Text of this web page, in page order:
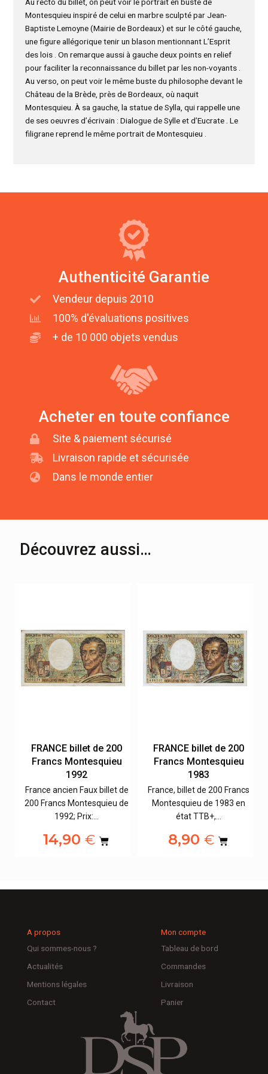
Montesquieu inspiré de celui en marbre sculpté par Jean-
Baptiste Lemoyne (Mairie de Bordeaux) et sur le côté gauche,
une figure allégorique tenir un blason mentionnant L’Esprit
des lois . On remarque aussi à gauche deux points en relief
pour faciliter la reconnaissance du billet par les non-voyants .
Au verso, on peut voir le même buste du philosophe devant le
Château de la Brède, près de Bordeaux, où naquit
Montesquieu. À sa gauche, la statue de Sylla, qui rappelle une
de ses oeuvres d’écrivain : Dialogue de Sylle et d’Eucrate . Le
filigrane reprend le même portrait de Montesquieu .
Authenticité Garantie
Vendeur depuis 2010
100% d'évaluations positives
+ de 10 000 objets vendus
Acheter en toute confiance
Site & paiement sécurisé
Livraison rapide et sécurisée
Dans le monde entier
Découvrez aussi…
FRANCE billet de 200
Francs Montesquieu
1992
France ancien Faux billet de
200 Francs Montesquieu de
1992; Prix:…
14,90 €
FRANCE billet de 200
Francs Montesquieu
1983
France, billet de 200 Francs
Montesquieu de 1983 en
état TTB+,…
8,90 €
A propos
Qui sommes-nous ?
Actualités
Mentions légales
Contact
Mon compte
Tableau de bord
Commandes
Livraison
Panier